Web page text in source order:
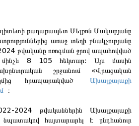
քաղաքապետ Մելքոն Մակարյանը
առաջ տեղի բնակչությանը
թվականը ոռոգման ջրով ապահովված
մինչև 8 105 հեկտար: Այս մասին
շրջանում «Վրացական
հրապարակված Ախալքալաքի
։
2024 թվականներին Ախալքալաքի
նպատակով հայտարարել է ընդհանուր